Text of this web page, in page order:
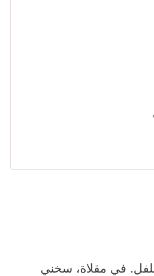
في مقلاة، سخني